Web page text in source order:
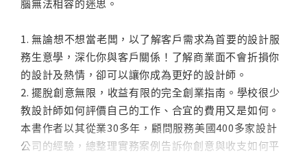
腦無法相容的迷思。
1. 無論想不想當老闆，以了解客戶需求為首要的設計服
務生意學，深化你與客戶關係！了解商業面不會折損你
的設計及熱情，卻可以讓你成為更好的設計師。
2. 擺脫創意無限，收益有限的完全創業指南。學校很少
教設計師如何評價自己的工作、合宜的費用又是如何。
本書作者以其從業30多年，顧問服務美國400多家設計
公司的經驗，總整理實務案例告訴你創意與收支如何平